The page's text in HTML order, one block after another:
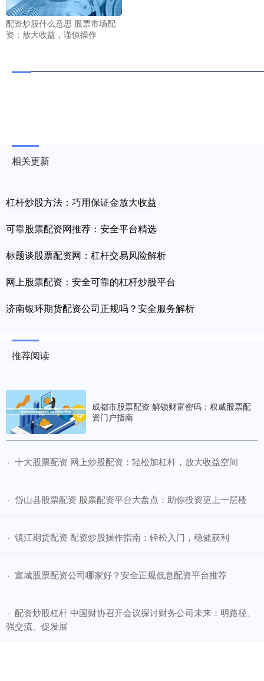
配资炒股什么意思 股票市场配
资：放大收益，谨慎操作
相关更新
杠杆炒股方法：巧用保证金放大收益
可靠股票配资网推荐：安全平台精选
标题谈股票配资网：杠杆交易风险解析
网上股票配资：安全可靠的杠杆炒股平台
济南银环期货配资公司正规吗？安全服务解析
推荐阅读
成都市股票配资 解锁财富密码：权威股票配
资门户指南
· ​十大股票配资 网上炒股配资：轻松加杠杆，放大收益空间
· ​岱山县股票配资 股票配资平台大盘点：助你投资更上一层楼
· ​镇江期货配资 配资炒股操作指南：轻松入门，稳健获利
· ​宣城股票配资公司哪家好？安全正规低息配资平台推荐
· ​配资炒股杠杆 中国财协召开会议探讨财务公司未来：明路径、
强交流、促发展